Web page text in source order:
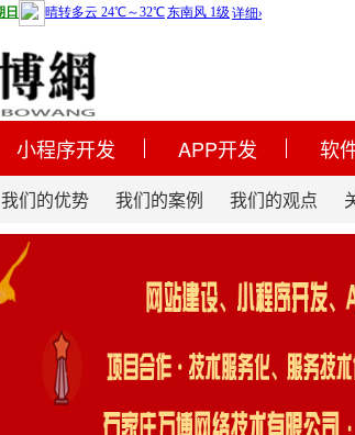
小程序开发 APP开发 软
我们的优势 我们的案例 我们的观点